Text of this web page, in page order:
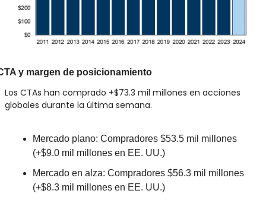
y margen de posicionamiento
Los CTAs han comprado +$73.3 mil millones en acciones
globales durante la última semana.
Mercado plano: Compradores $53.5 mil millones
(+$9.0 mil millones en EE. UU.)
Mercado en alza: Compradores $56.3 mil millones
(+$8.3 mil millones en EE. UU.)